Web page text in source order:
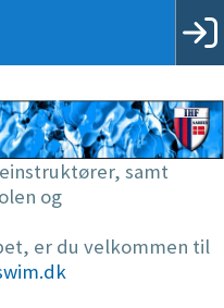
samt
og
er du velkommen til